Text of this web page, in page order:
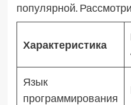
популярной.
Характеристика
Язык
программирования